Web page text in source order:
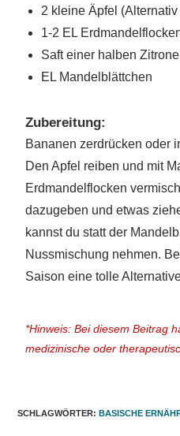
2 kleine Äpfel
1-2 EL
Saft einer halben
EL Mandelblättchen
Zubereitung:
Bananen zerdrücken oder
Den Apfel reiben und mit
Erdmandelflocken
dazugeben und etwas
kannst du statt der
Nussmischung nehmen.
Saison eine tolle
*Hinweis: Bei diesem Beitrag
medizinische oder
SCHLAGWÖRTER: BASISCHE